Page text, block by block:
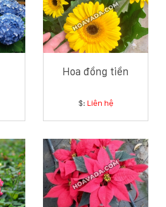
Hoa đồng tiền
$: Liên hệ